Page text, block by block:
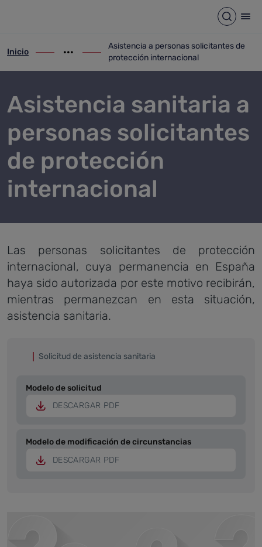
Asistencia a personas Abrir
ir-a inicio
Inicio
Mostrar opciones del camino de migas
ir-a Asistencia a personas solicitantes
Asistencia a personas solicitantes de
protección internacional
Asistencia sanitaria a
personas solicitantes
de protección
internacional
Las personas solicitantes de protección
internacional, cuya permanencia en España
haya sido autorizada por este motivo recibirán,
mientras permanezcan en esta situación,
asistencia sanitaria.
Solicitud de asistencia sanitaria
Modelo de solicitud
DESCARGAR PDF
Modelo de modificación de circunstancias
DESCARGAR PDF